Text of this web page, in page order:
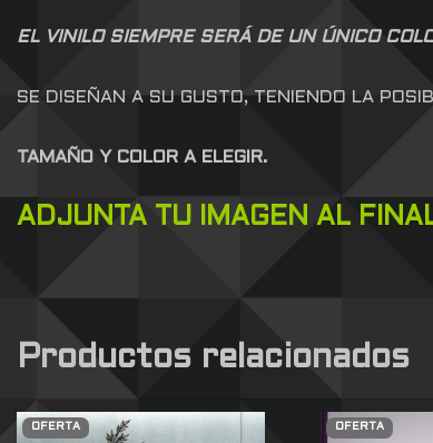
EL VINILO SIEMPRE SERÁ DE UN ÚNICO
SE DISEÑAN A SU GUSTO, TENIENDO LA
TAMAÑO Y COLOR A ELEGIR.
ADJUNTA TU IMAGEN AL
Productos relacionados
OFERTA OFERTA